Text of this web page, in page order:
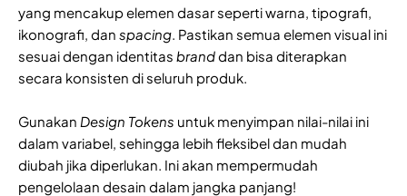
yang mencakup elemen dasar seperti warna, tipografi,
ikonografi, dan spacing. Pastikan semua elemen visual ini
sesuai dengan identitas branddan bisa diterapkan
secara konsisten di seluruh produk.
Gunakan Design Tokens untuk menyimpan nilai-nilai ini
dalam variabel, sehingga lebih fleksibel dan mudah
diubah jika diperlukan. Ini akan mempermudah
pengelolaan desain dalam jangka panjang!